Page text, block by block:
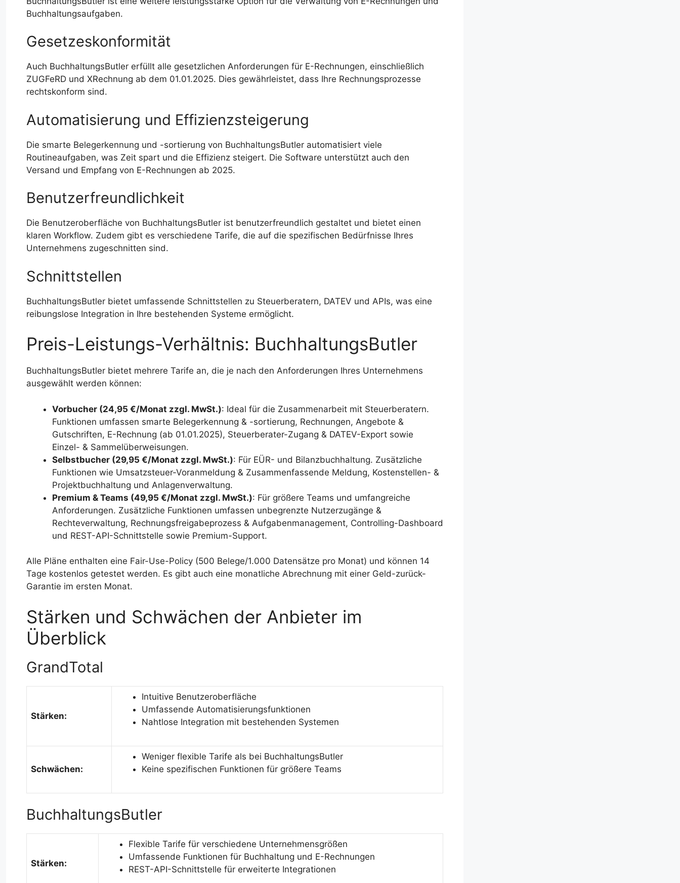
Buchhaltungsaufgaben.
Gesetzeskonformität
Auch BuchhaltungsButler erfüllt alle gesetzlichen Anforderungen für E-Rechnungen, einschließlich
ZUGFeRD und XRechnung ab dem 01.01.2025. Dies gewährleistet, dass Ihre Rechnungsprozesse
rechtskonform sind.
Automatisierung und Effizienzsteigerung
Die smarte Belegerkennung und -sortierung von BuchhaltungsButler automatisiert viele
Routineaufgaben, was Zeit spart und die Effizienz steigert. Die Software unterstützt auch den
Versand und Empfang von E-Rechnungen ab 2025.
Benutzerfreundlichkeit
Die Benutzeroberfläche von BuchhaltungsButler ist benutzerfreundlich gestaltet und bietet einen
klaren Workflow. Zudem gibt es verschiedene Tarife, die auf die spezifischen Bedürfnisse Ihres
Unternehmens zugeschnitten sind.
Schnittstellen
BuchhaltungsButler bietet umfassende Schnittstellen zu Steuerberatern, DATEV und APIs, was eine
reibungslose Integration in Ihre bestehenden Systeme ermöglicht.
Preis-Leistungs-Verhältnis: BuchhaltungsButler
BuchhaltungsButler bietet mehrere Tarife an, die je nach den Anforderungen Ihres Unternehmens
ausgewählt werden können:
Vorbucher (24,95 €/Monat zzgl. MwSt.): Ideal für die Zusammenarbeit mit Steuerberatern.
Funktionen umfassen smarte Belegerkennung & -sortierung, Rechnungen, Angebote &
Gutschriften, E-Rechnung (ab 01.01.2025), Steuerberater-Zugang & DATEV-Export sowie
Einzel- & Sammelüberweisungen.
Selbstbucher (29,95 €/Monat zzgl. MwSt.): Für EÜR- und Bilanzbuchhaltung. Zusätzliche
Funktionen wie Umsatzsteuer-Voranmeldung & Zusammenfassende Meldung, Kostenstellen- &
Projektbuchhaltung und Anlagenverwaltung.
Premium & Teams (49,95 €/Monat zzgl. MwSt.): Für größere Teams und umfangreiche
Anforderungen. Zusätzliche Funktionen umfassen unbegrenzte Nutzerzugänge &
Rechteverwaltung, Rechnungsfreigabeprozess & Aufgabenmanagement, Controlling-Dashboard
und REST-API-Schnittstelle sowie Premium-Support.
Alle Pläne enthalten eine Fair-Use-Policy (500 Belege/1.000 Datensätze pro Monat) und können 14
Tage kostenlos getestet werden. Es gibt auch eine monatliche Abrechnung mit einer Geld-zurück-
Garantie im ersten Monat.
Stärken und Schwächen der Anbieter im
Überblick
GrandTotal
Stärken:
Intuitive Benutzeroberfläche
Umfassende Automatisierungsfunktionen
Nahtlose Integration mit bestehenden Systemen
Schwächen:
Weniger flexible Tarife als bei BuchhaltungsButler
Keine spezifischen Funktionen für größere Teams
BuchhaltungsButler
Stärken:
Flexible Tarife für verschiedene Unternehmensgrößen
Umfassende Funktionen für Buchhaltung und E-Rechnungen
REST-API-Schnittstelle für erweiterte Integrationen